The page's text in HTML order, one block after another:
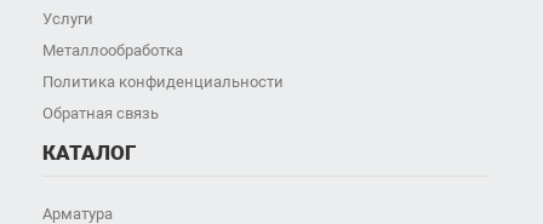
Услуги
Металлообработка
Политика конфиденциальности
Обратная связь
КАТАЛОГ
Арматура